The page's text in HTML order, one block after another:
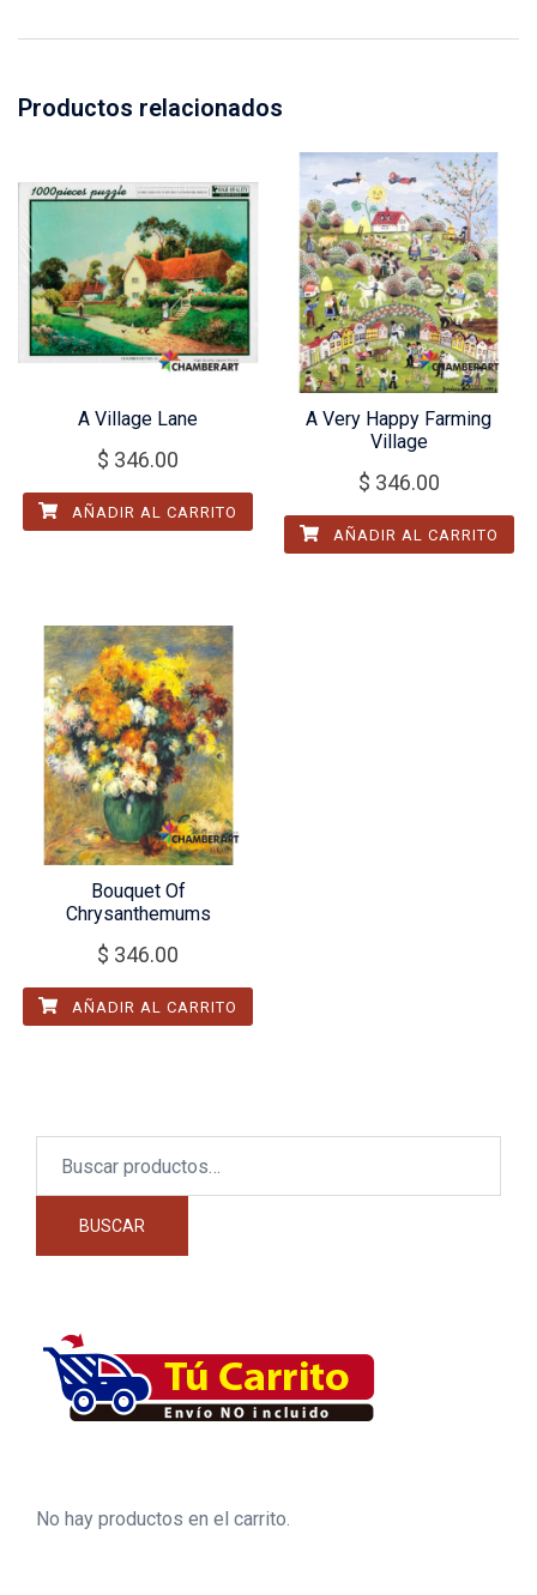
Productos relacionados
A Village Lane
$ 346.00
AÑADIR AL CARRITO
A Very Happy Farming
Village
$ 346.00
AÑADIR AL CARRITO
Bouquet Of
Chrysanthemums
$ 346.00
AÑADIR AL CARRITO
BUSCAR
No hay productos en el carrito.